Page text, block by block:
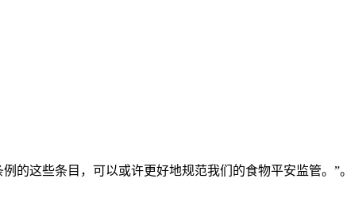
这些条目，可以或许更好地规范我们的食物平安监管。”。